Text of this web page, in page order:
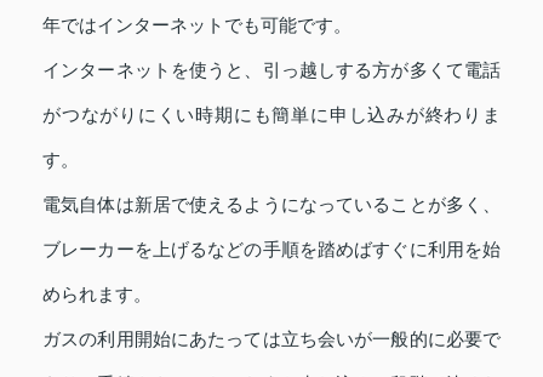
年ではインターネットでも可能です。
インターネットを使うと、引っ越しする方が多くて電話
がつながりにくい時期にも簡単に申し込みが終わりま
す。
電気自体は新居で使えるようになっていることが多く、
ブレーカーを上げるなどの手順を踏めばすぐに利用を始
められます。
ガスの利用開始にあたっては立ち会いが一般的に必要で